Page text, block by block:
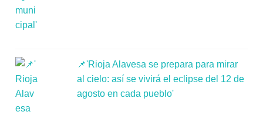
📌'Rioja Alavesa se prepara para mirar
al cielo: así se vivirá el eclipse del 12 de
agosto en cada pueblo'